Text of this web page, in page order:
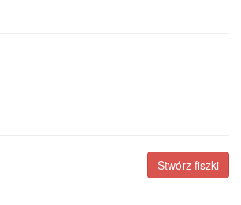
Stwórz fiszki